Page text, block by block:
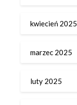
kwiecień 2025
marzec 2025
luty 2025